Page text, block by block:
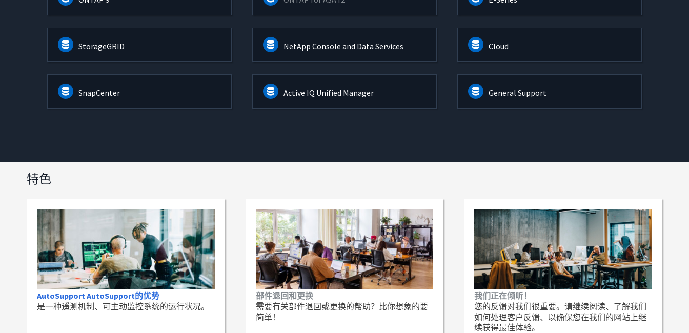
StorageGRID NetApp Console and Data Services Cloud
SnapCenter Active IQ Unified Manager General Support
特色
AutoSupport AutoSupport的优势
是一种遥测机制、可主动监控系统的运行状况。
部件退回和更换
需要有关部件退回或更换的帮助？比你想象的要
简单！
我们正在倾听！
您的反馈对我们很重要。请继续阅读、了解我们
如何处理客户反馈、以确保您在我们的网站上继
续获得最佳体验。